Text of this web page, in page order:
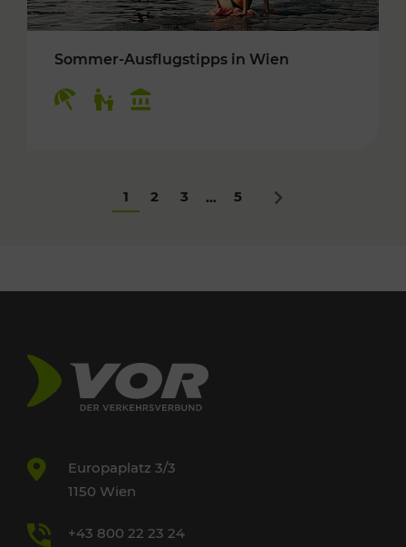
Sommer-Ausflugstipps in Wien
1 2 3 ... 5 Nächstes
Europaplatz 3/3
1150 Wien
+43 800 22 23 24